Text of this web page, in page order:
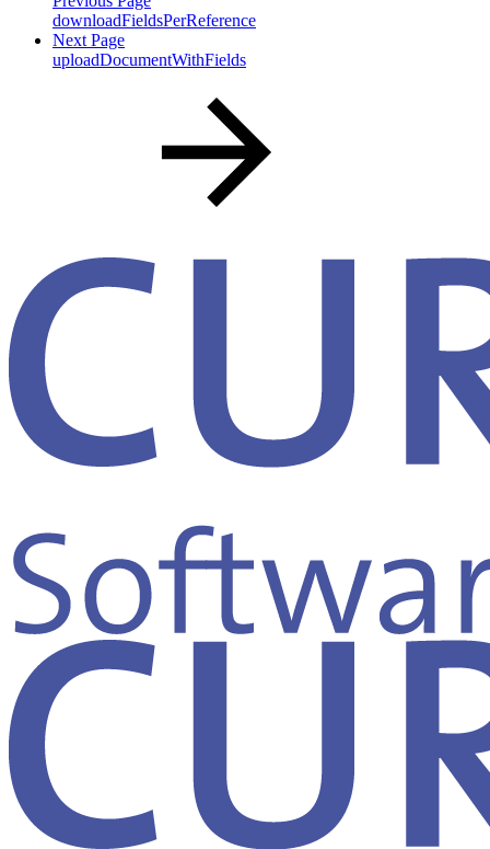
downloadFieldsPerReference
Next Page
uploadDocumentWithFields